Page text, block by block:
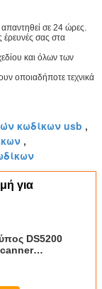
σε 24 ώρες.
έρευνές σας στα
και όλων των
οποιαδήποτε τεχνικά
κωδίκων usb ,
,
για
DS5200